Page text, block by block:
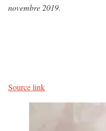
novembre 2019.
t
Source link